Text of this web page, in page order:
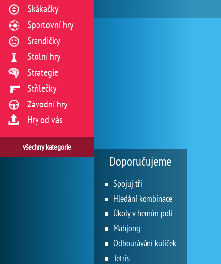
Skákačky
Sportovní hry
Srandičky
Stolní hry
Strategie
Střílečky
Závodní hry
Hry od vás
všechny kategorie
Doporučujeme
Spojuj tři
Hledání kombinace
Úkoly v herním poli
Mahjong
Odbourávání kuliček
Tetris